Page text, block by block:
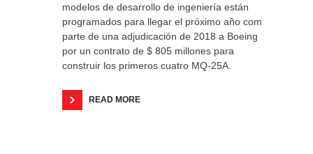
modelos de desarrollo de ingeniería están
programados para llegar el próximo año como
parte de una adjudicación de 2018 a Boeing
por un contrato de $ 805 millones para
construir los primeros cuatro MQ-25A.
READ MORE